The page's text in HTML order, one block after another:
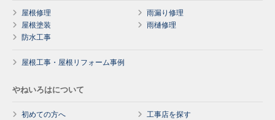
屋根修理
雨漏り修理
屋根塗装
雨樋修理
防水工事
屋根工事・屋根リフォーム事例
やねいろはについて
初めての方へ
工事店を探す